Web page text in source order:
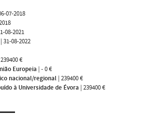
07-2018
08-2021
| 31-08-2022
239400 €
Europeia | - 0 €
nacional/regional | 239400 €
à Universidade de Évora | 239400 €